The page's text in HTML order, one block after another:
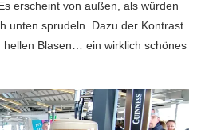
erscheint von außen, als würden
unten sprudeln. Dazu der Kontrast
hellen Blasen… ein wirklich schönes